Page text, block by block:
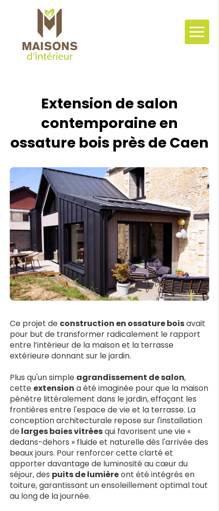
Extension de salon
contemporaine en
ossature bois près de Caen
Ce projet de construction en ossature bois avait
pour but de transformer radicalement le rapport
entre l’intérieur de la maison et la terrasse
extérieure donnant sur le jardin.
Plus qu'un simple agrandissement de salon,
cette extension a été imaginée pour que la maison
pénètre littéralement dans le jardin, effaçant les
frontières entre l'espace de vie et la terrasse. La
conception architecturale repose sur l'installation
de larges baies vitrées qui favorisent une vie «
dedans-dehors » fluide et naturelle dès l'arrivée des
beaux jours. Pour renforcer cette clarté et
apporter davantage de luminosité au cœur du
séjour, des puits de lumière ont été intégrés en
toiture, garantissant un ensoleillement optimal tout
au long de la journée.